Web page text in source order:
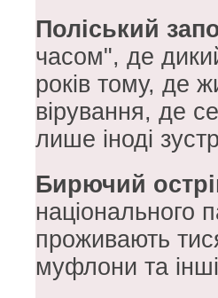
Поліський
часом", де
років тому, де
вірування, де
лише іноді
Бирючий
національного
проживають
муфлони та